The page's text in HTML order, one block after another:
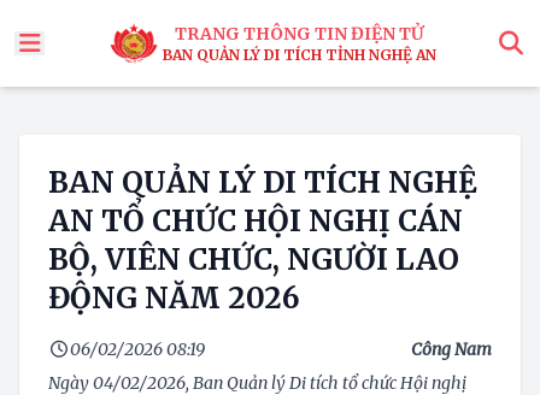
TRANG THÔNG TIN ĐIỆN TỬ
BAN QUẢN LÝ DI TÍCH TỈNH NGHỆ AN
Tìm x
BAN QUẢN LÝ DI TÍCH NGHỆ
AN TỔ CHỨC HỘI NGHỊ CÁN
BỘ, VIÊN CHỨC, NGƯỜI LAO
ĐỘNG NĂM 2026
06/02/2026 08:19
Công Nam
Ngày 04/02/2026, Ban Quản lý Di tích tổ chức Hội nghị